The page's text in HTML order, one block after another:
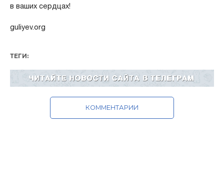
в ваших сердцах!
guliyev.org
ТЕГИ:
КОММЕНТАРИИ